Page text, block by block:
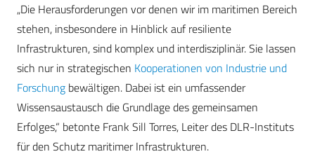
„Die Herausforderungen vor denen wir im maritimen Bereich
stehen, insbesondere in Hinblick auf resiliente
Infrastrukturen, sind komplex und interdisziplinär. Sie lassen
sich nur in strategischen Kooperationen von Industrie und
Forschung bewältigen. Dabei ist ein umfassender
Wissensaustausch die Grundlage des gemeinsamen
Erfolges,“ betonte Frank Sill Torres, Leiter des DLR-Instituts
für den Schutz maritimer Infrastrukturen.